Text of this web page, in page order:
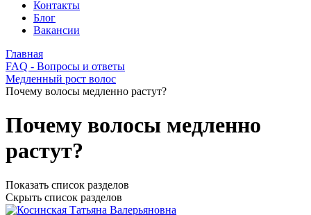
Контакты
Блог
Вакансии
Главная
FAQ - Вопросы и ответы
Медленный рост волос
Почему волосы медленно растут?
Почему волосы медленно
растут?
Показать список разделов
Скрыть список разделов